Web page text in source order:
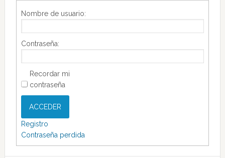
Nombre de usuario:
Contraseña:
Recordar mi
contraseña
ACCEDER
Registro
Contraseña perdida